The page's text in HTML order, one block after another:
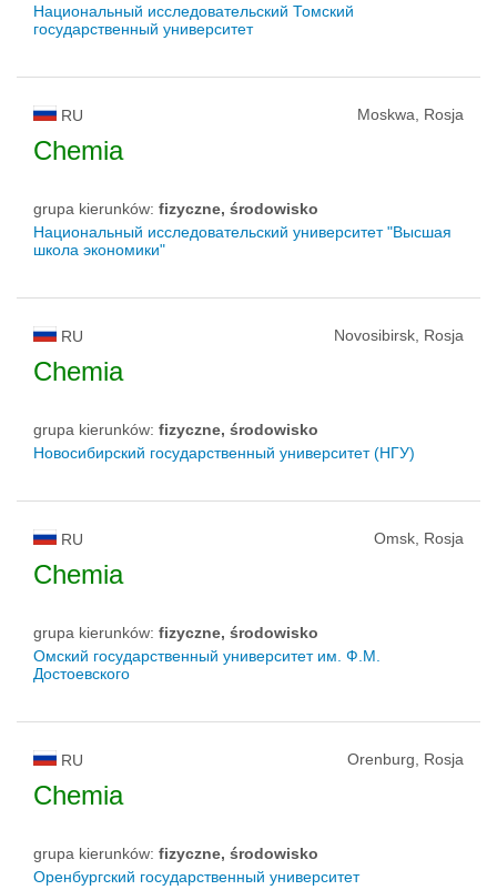
Национальный исследовательский Томский
государственный университет
RU Moskwa, Rosja
Chemia
grupa kierunków: fizyczne, środowisko
Национальный исследовательский университет "Высшая
школа экономики"
RU Novosibirsk, Rosja
Chemia
grupa kierunków: fizyczne, środowisko
Новосибирский государственный университет (НГУ)
RU Omsk, Rosja
Chemia
grupa kierunków: fizyczne, środowisko
Омский государственный университет им. Ф.М.
Достоевского
RU Orenburg, Rosja
Chemia
grupa kierunków: fizyczne, środowisko
Оренбургский государственный университет